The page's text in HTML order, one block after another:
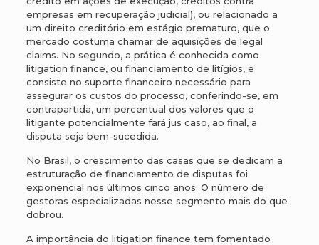
empresas em recuperação judicial), ou relacionado a
um direito creditório em estágio prematuro, que o
mercado costuma chamar de aquisições de legal
claims. No segundo, a prática é conhecida como
litigation finance, ou financiamento de litígios, e
consiste no suporte financeiro necessário para
assegurar os custos do processo, conferindo-se, em
contrapartida, um percentual dos valores que o
litigante potencialmente fará jus caso, ao final, a
disputa seja bem-sucedida.
No Brasil, o crescimento das casas que se dedicam a
estruturação de financiamento de disputas foi
exponencial nos últimos cinco anos. O número de
gestoras especializadas nesse segmento mais do que
dobrou.
A importância do litigation finance tem fomentado